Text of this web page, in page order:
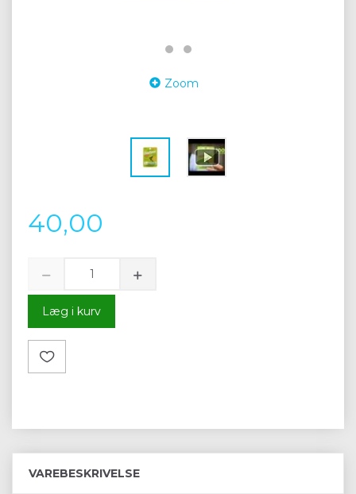
Zoom
40,00
Læg i kurv
VAREBESKRIVELSE